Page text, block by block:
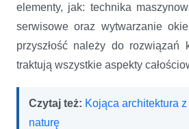
elementy, jak: technika
serwisowe oraz wytwarzanie
przyszłość należy do rozwiązań
traktują wszystkie aspekty
Czytaj też: Kojąca architektura
naturę